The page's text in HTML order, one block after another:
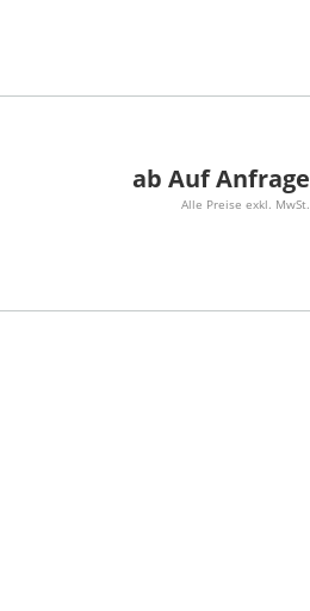
Auf Anfrage
Alle Preise exkl. MwSt.